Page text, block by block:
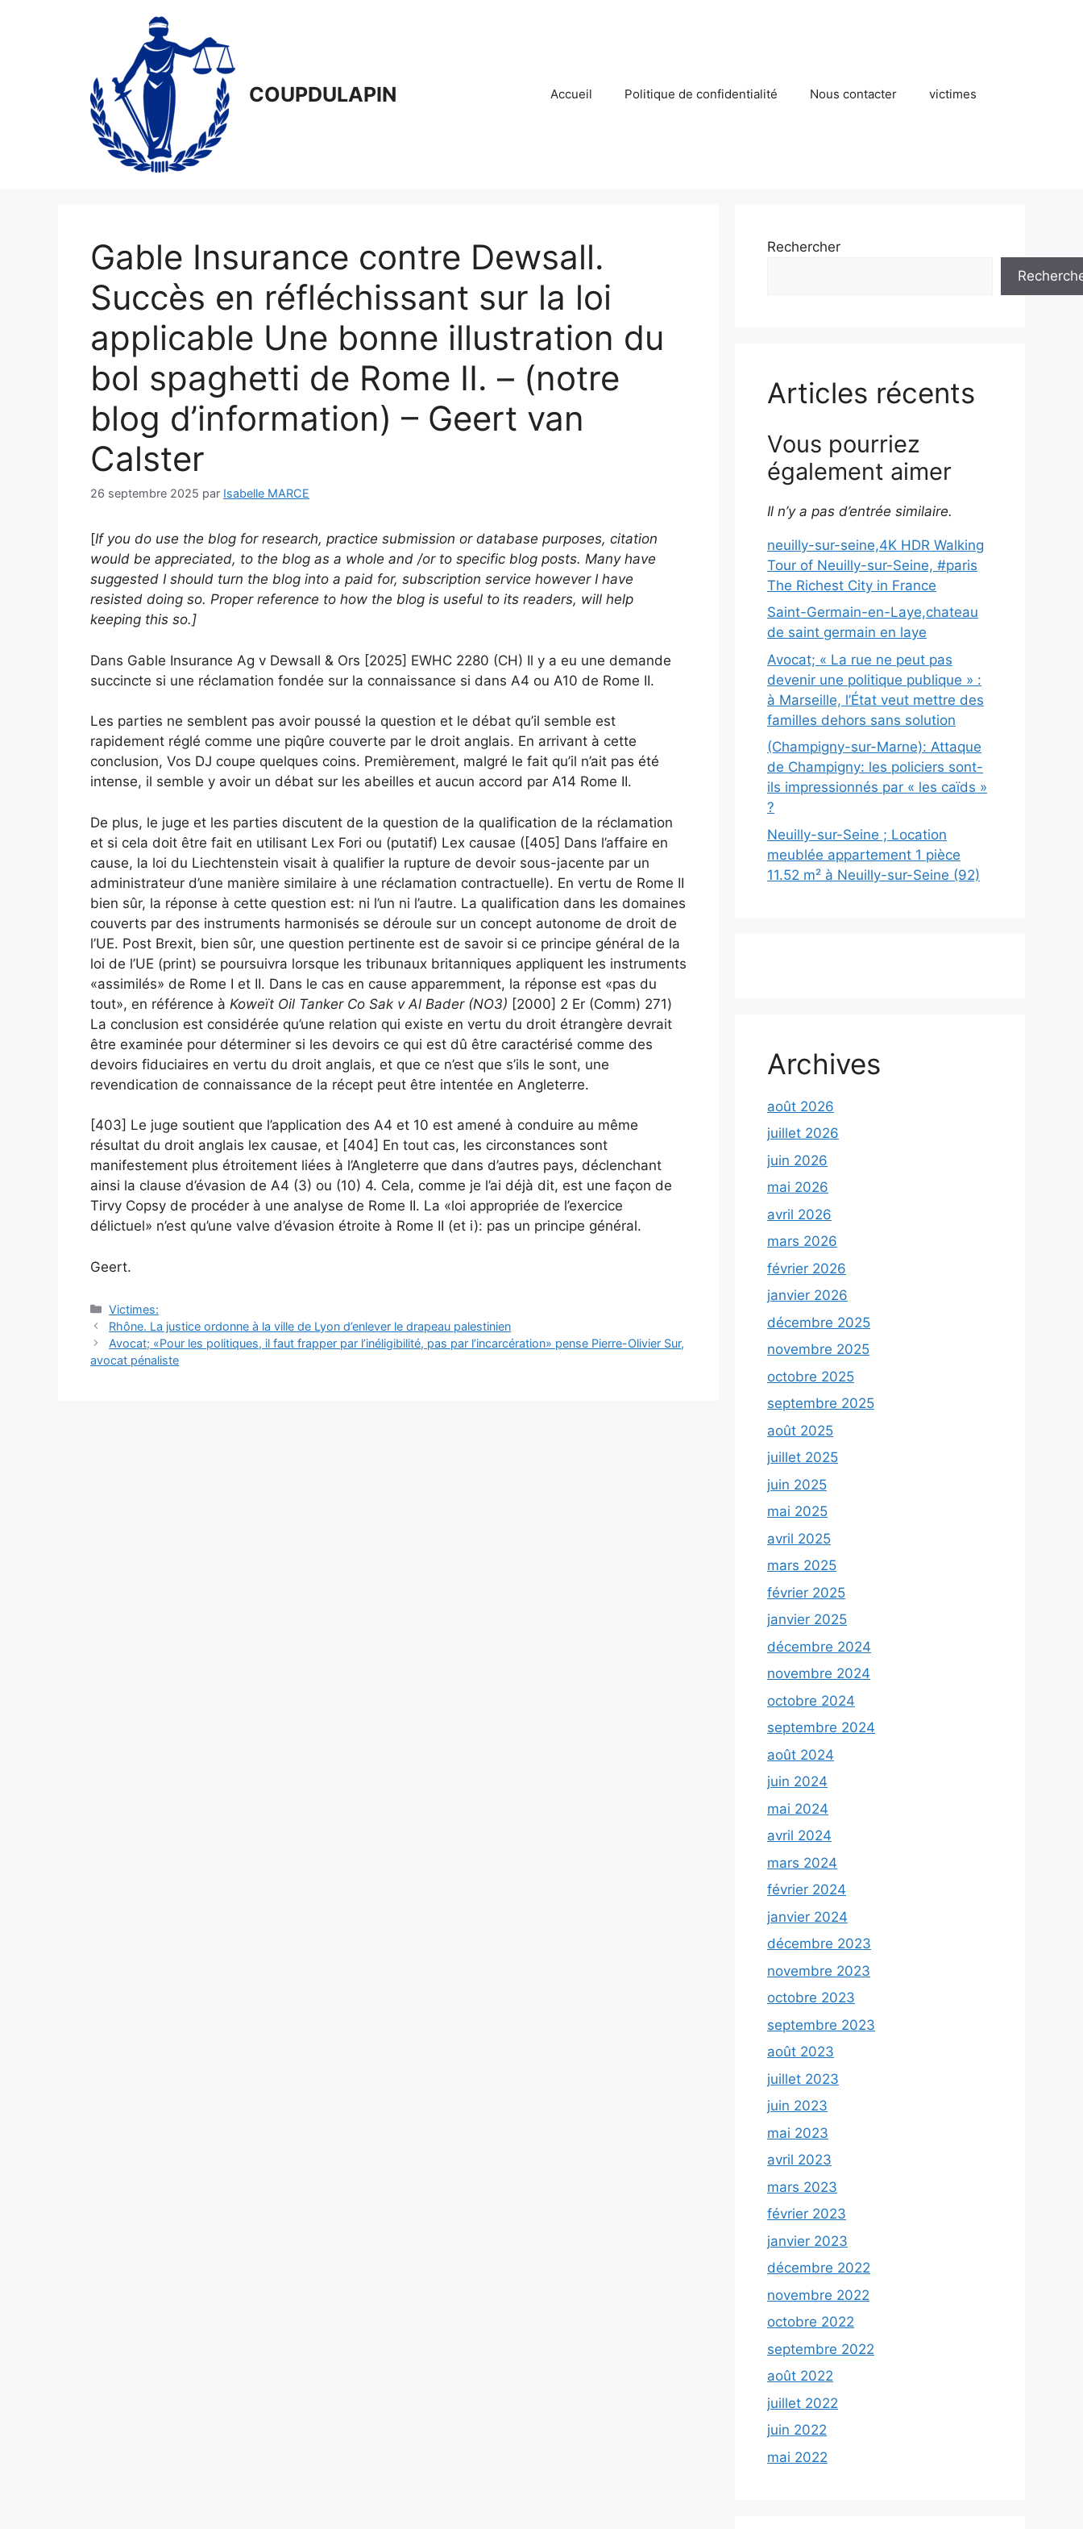
COUPDULAPIN Accueil Politique de confidentialité Nous contacter victimes
Gable Insurance contre Dewsall.
Succès en réfléchissant sur la loi
applicable Une bonne illustration du
bol spaghetti de Rome II. – (notre
blog d’information) – Geert van
Calster
26 septembre 2025 par Isabelle MARCE
[If you do use the blog for research, practice submission or database purposes, citation
would be appreciated, to the blog as a whole and /or to specific blog posts. Many have
suggested I should turn the blog into a paid for, subscription service however I have
resisted doing so. Proper reference to how the blog is useful to its readers, will help
keeping this so.]
Dans Gable Insurance Ag v Dewsall & Ors [2025] EWHC 2280 (CH) Il y a eu une demande
succincte si une réclamation fondée sur la connaissance si dans A4 ou A10 de Rome II.
Les parties ne semblent pas avoir poussé la question et le débat qu’il semble est
rapidement réglé comme une piqûre couverte par le droit anglais. En arrivant à cette
conclusion, Vos DJ coupe quelques coins. Premièrement, malgré le fait qu’il n’ait pas été
intense, il semble y avoir un débat sur les abeilles et aucun accord par A14 Rome II.
De plus, le juge et les parties discutent de la question de la qualification de la réclamation
et si cela doit être fait en utilisant Lex Fori ou (putatif) Lex causae ([405] Dans l’affaire en
cause, la loi du Liechtenstein visait à qualifier la rupture de devoir sous-jacente par un
administrateur d’une manière similaire à une réclamation contractuelle). En vertu de Rome II
bien sûr, la réponse à cette question est: ni l’un ni l’autre. La qualification dans les domaines
couverts par des instruments harmonisés se déroule sur un concept autonome de droit de
l’UE. Post Brexit, bien sûr, une question pertinente est de savoir si ce principe général de la
loi de l’UE (print) se poursuivra lorsque les tribunaux britanniques appliquent les instruments
«assimilés» de Rome I et II. Dans le cas en cause apparemment, la réponse est «pas du
tout», en référence à Koweït Oil Tanker Co Sak v Al Bader (NO3) [2000] 2 Er (Comm) 271)
La conclusion est considérée qu’une relation qui existe en vertu du droit étrangère devrait
être examinée pour déterminer si les devoirs ce qui est dû être caractérisé comme des
devoirs fiduciaires en vertu du droit anglais, et que ce n’est que s’ils le sont, une
revendication de connaissance de la récept peut être intentée en Angleterre.
[403] Le juge soutient que l’application des A4 et 10 est amené à conduire au même
résultat du droit anglais lex causae, et [404] En tout cas, les circonstances sont
manifestement plus étroitement liées à l’Angleterre que dans d’autres pays, déclenchant
ainsi la clause d’évasion de A4 (3) ou (10) 4. Cela, comme je l’ai déjà dit, est une façon de
Tirvy Copsy de procéder à une analyse de Rome II. La «loi appropriée de l’exercice
délictuel» n’est qu’une valve d’évasion étroite à Rome II (et i): pas un principe général.
Geert.
Catégories
Victimes:
Navigation
des
articles
Rhône. La justice ordonne à la ville de Lyon d’enlever le drapeau palestinien
Avocat; «Pour les politiques, il faut frapper par l’inéligibilité, pas par l’incarcération» pense Pierre-Olivier Sur,
avocat pénaliste
Rechercher
Articles récents
Vous pourriez
également aimer
Il n’y a pas d’entrée similaire.
neuilly-sur-seine,4K HDR Walking
Tour of Neuilly-sur-Seine, #paris
The Richest City in France
Saint-Germain-en-Laye,chateau
de saint germain en laye
Avocat; « La rue ne peut pas
devenir une politique publique » :
à Marseille, l’État veut mettre des
familles dehors sans solution
(Champigny-sur-Marne): Attaque
de Champigny: les policiers sont-
ils impressionnés par « les caïds »
?
Neuilly-sur-Seine ; Location
meublée appartement 1 pièce
11.52 m² à Neuilly-sur-Seine (92)
Archives
août 2026
juillet 2026
juin 2026
mai 2026
avril 2026
mars 2026
février 2026
janvier 2026
décembre 2025
novembre 2025
octobre 2025
septembre 2025
août 2025
juillet 2025
juin 2025
mai 2025
avril 2025
mars 2025
février 2025
janvier 2025
décembre 2024
novembre 2024
octobre 2024
septembre 2024
août 2024
juin 2024
mai 2024
avril 2024
mars 2024
février 2024
janvier 2024
décembre 2023
novembre 2023
octobre 2023
septembre 2023
août 2023
juillet 2023
juin 2023
mai 2023
avril 2023
mars 2023
février 2023
janvier 2023
décembre 2022
novembre 2022
octobre 2022
septembre 2022
août 2022
juillet 2022
juin 2022
mai 2022